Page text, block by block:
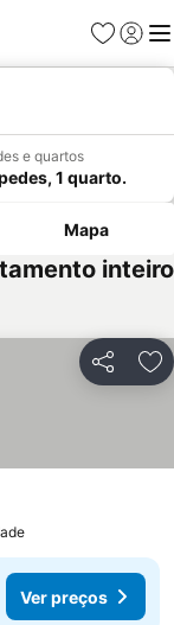
Favoritos
Iniciar
e quartos
1 quarto.
Mapa
inteiro
Partilhar
Ver preços